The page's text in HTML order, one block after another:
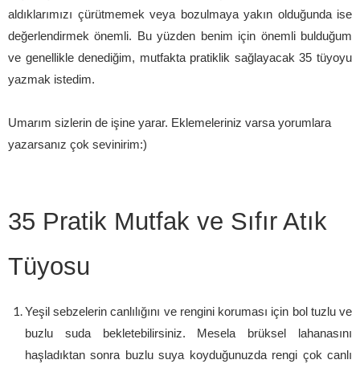
aldıklarımızı çürütmemek veya bozulmaya yakın olduğunda ise
değerlendirmek önemli. Bu yüzden benim için önemli bulduğum
ve genellikle denediğim, mutfakta pratiklik sağlayacak 35 tüyoyu
yazmak istedim.
Umarım sizlerin de işine yarar. Eklemeleriniz varsa yorumlara
yazarsanız çok sevinirim:)
35 Pratik Mutfak ve Sıfır Atık
Tüyosu
Yeşil sebzelerin canlılığını ve rengini koruması için bol tuzlu ve
buzlu suda bekletebilirsiniz. Mesela brüksel lahanasını
haşladıktan sonra buzlu suya koyduğunuzda rengi çok canlı